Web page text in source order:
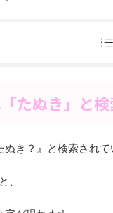
たぬき」と検
き？』と検索され
、